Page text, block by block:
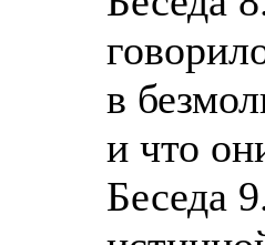
в
и что
Беседа